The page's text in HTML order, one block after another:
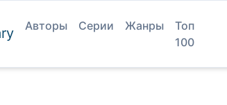
Авторы Серии Жанры
Топ
100